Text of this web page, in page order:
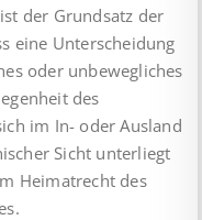
der Grund­satz der
eine Unterscheidung
oder unbewegliches
des
im In- oder Ausland
Sicht unterliegt
Heimatrecht des